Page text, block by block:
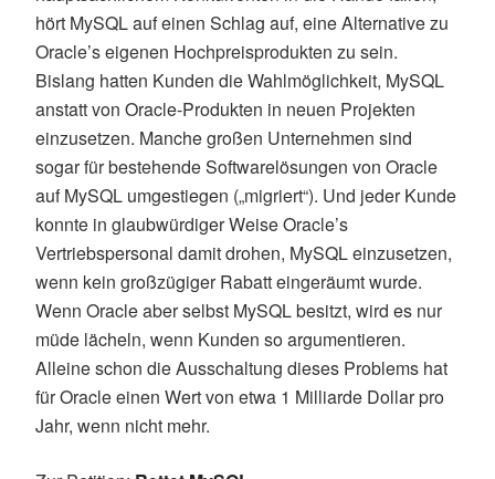
hört MySQL auf einen Schlag auf, eine Alternative zu
Oracle’s eigenen Hochpreisprodukten zu sein.
Bislang hatten Kunden die Wahlmöglichkeit, MySQL
anstatt von Oracle-Produkten in neuen Projekten
einzusetzen. Manche großen Unternehmen sind
sogar für bestehende Softwarelösungen von Oracle
auf MySQL umgestiegen („migriert“). Und jeder Kunde
konnte in glaubwürdiger Weise Oracle’s
Vertriebspersonal damit drohen, MySQL einzusetzen,
wenn kein großzügiger Rabatt eingeräumt wurde.
Wenn Oracle aber selbst MySQL besitzt, wird es nur
müde lächeln, wenn Kunden so argumentieren.
Alleine schon die Ausschaltung dieses Problems hat
für Oracle einen Wert von etwa 1 Milliarde Dollar pro
Jahr, wenn nicht mehr.